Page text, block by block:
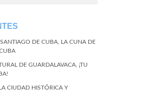
DE CUBA, LA CUNA DE
DE GUARDALAVACA, ¡TU
CIUDAD HISTÓRICA Y